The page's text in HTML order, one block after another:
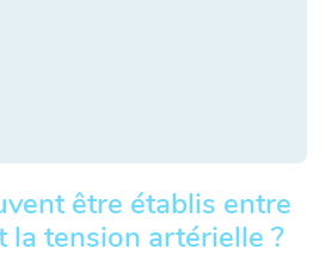
être établis entre
la tension artérielle ?